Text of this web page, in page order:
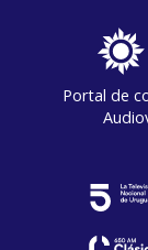
Portal de